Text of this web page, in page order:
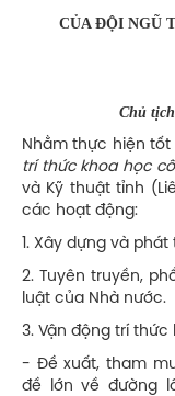
CỦA ĐỘI NGŨ
Chủ
Nhằm thực hiện
trí thức khoa học
và Kỹ thuật tỉnh
các hoạt động:
1. Xây dựng và
2. Tuyên truyền,
luật của Nhà nước.
3. Vận động trí
- Đề xuất, tham
đề lớn về đường